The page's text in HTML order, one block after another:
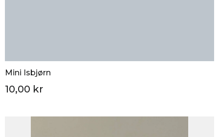
Mini Isbjørn
10,00 kr